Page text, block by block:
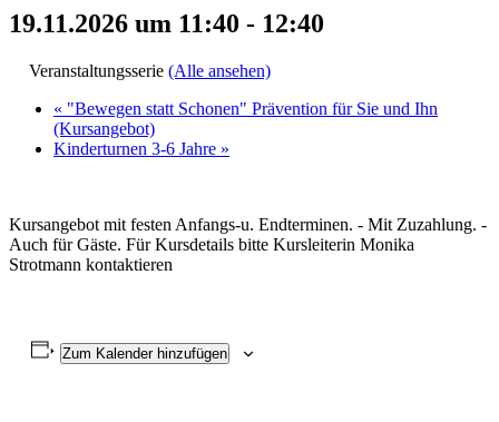
19.11.2026 um 11:40 - 12:40
Veranstaltungsserie (Alle ansehen)
« "Bewegen statt Schonen" Prävention für Sie und Ihn
(Kursangebot)
Kinderturnen 3-6 Jahre »
Kursangebot mit festen Anfangs-u. Endterminen. - Mit Zuzahlung. -
Auch für Gäste. Für Kursdetails bitte Kursleiterin Monika
Strotmann kontaktieren
Zum Kalender hinzufügen